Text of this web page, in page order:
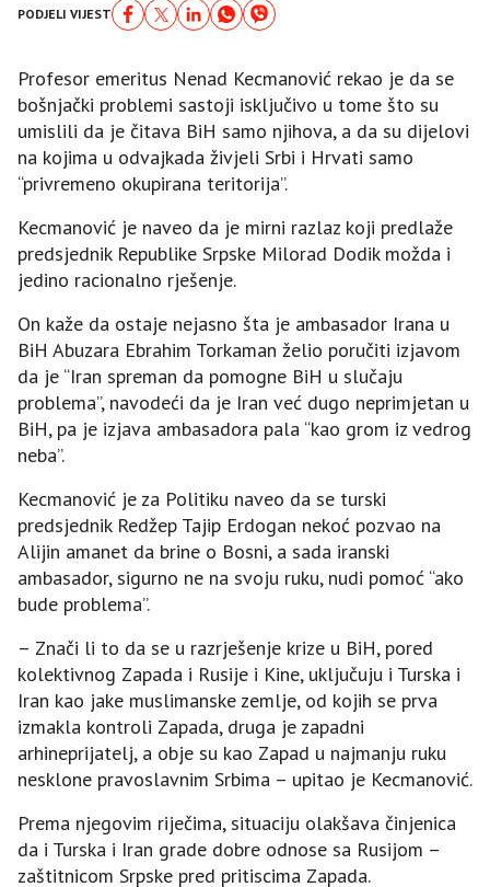
PODJELI VIJEST
Profesor emeritus Nenad Kecmanović rekao je da se
bošnjački problemi sastoji isključivo u tome što su
umislili da je čitava BiH samo njihova, a da su dijelovi
na kojima u odvajkada živjeli Srbi i Hrvati samo
“privremeno okupirana teritorija”.
Kecmanović je naveo da je mirni razlaz koji predlaže
predsjednik Republike Srpske Milorad Dodik možda i
jedino racionalno rješenje.
On kaže da ostaje nejasno šta je ambasador Irana u
BiH Abuzara Ebrahim Torkaman želio poručiti izjavom
da je “Iran spreman da pomogne BiH u slučaju
problema”, navodeći da je Iran već dugo neprimjetan u
BiH, pa je izjava ambasadora pala “kao grom iz vedrog
neba”.
Kecmanović je za Politiku naveo da se turski
predsjednik Redžep Tajip Erdogan nekoć pozvao na
Alijin amanet da brine o Bosni, a sada iranski
ambasador, sigurno ne na svoju ruku, nudi pomoć “ako
bude problema”.
– Znači li to da se u razrješenje krize u BiH, pored
kolektivnog Zapada i Rusije i Kine, uključuju i Turska i
Iran kao jake muslimanske zemlje, od kojih se prva
izmakla kontroli Zapada, druga je zapadni
arhineprijatelj, a obje su kao Zapad u najmanju ruku
nesklone pravoslavnim Srbima – upitao je Kecmanović.
Prema njegovim riječima, situaciju olakšava činjenica
da i Turska i Iran grade dobre odnose sa Rusijom –
zaštitnicom Srpske pred pritiscima Zapada.